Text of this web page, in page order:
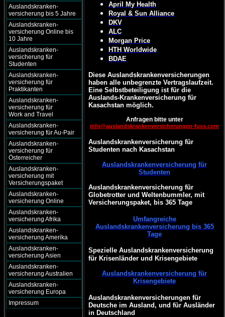
Auslandskranken-
versicherung bis 5 Jahre
Auslandskranken-
versicherung Online bis
10 Jahre
Auslandskranken-
versicherung für
Studenten
Auslandskranken-
versicherung für
Praktikanten
Auslandskranken-
versicherung für
Work and Travel
Auslandskranken-
versicherung für Au-Pair
Auslandskranken-
versicherung für
Österreicher
Auslandskranken-
versicherung mit
Versicherungspaket
Auslandskranken-
versicherung Online
Auslandskranken-
versicherung Afrika
Auslandskranken-
versicherung Amerika
Auslandskranken-
versicherung Asien
Auslandskranken-
versicherung Australien
Auslandskranken-
versicherung Europa
Impressum
April My Health
Royal & Sun Alliance
DKV
ALC
Morgan Price
HTH Worldwide
BDAE
Diese Auslandskrankenversicherungen
haben alle unbegrenzte Vertragslaufzeit.
Eine Selbstbeteiligung ist für die
Auslands-Krankenversicherung für
Kasachstan möglich.
Anfragen bitte unter
info@auslandskrankenversicherungen-fuss.com
Auslandskrankenversicherung für
Studenten nach Kasachstan
Auslandskrankenversicherung für
Studenten
Auslandskrankenversicherung für
Globetrotter und Weltenbummler, mit
Versicherungspaket, bis 365 Tage
Umfangreiche
Auslandskrankenversicherung bis 365
Tage
Spezielle Auslandskrankenversicherung
für Krisenländer und Krisengebiete
Auslandskrankenversicherung für
Krisengebiete
Auslandskrankenversicherungen für
Deutsche im Ausland, und für Ausländer
in Deutschland